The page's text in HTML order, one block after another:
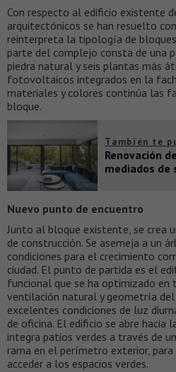
Con respecto al edificio existente
arquitectónicos se han resuelto
reinterpreta la tipología de
parte del complejo consta de una
piedra natural y seis plantas más
fotovoltaicos integrados en la
materiales y colores continúa las
bloque.
También te
Renovación
mediados de
Nuevo punto de encuentro
Junto al bloque existente, se crea
de construcción. Se asemeja a un
condiciones para el crecimiento
ciudad. El punto de partida es el
funcional que se ha optimizado en
ventilación natural y geometría del
excelentes condiciones de luz
de oficina. El edificio se abre hacia
integra patios verdes a través de
rama en el perímetro exterior,
acceder a los espacios verdes.